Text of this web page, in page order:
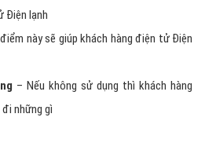
Điện lạnh
này sẽ giúp khách hàng điện tử Điện
– Nếu không sử dụng thì khách hàng
những gì